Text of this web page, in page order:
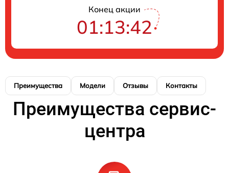
Конец акции
01:13:42
Преимущества Модели Отзывы Контакты
Преимущества сервис-
центра